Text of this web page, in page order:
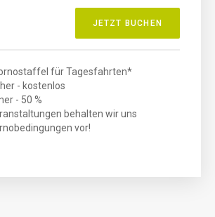
JETZT BUCHEN
für Tagesfahrten*
- kostenlos
- 50 %
behalten wir uns
vor!